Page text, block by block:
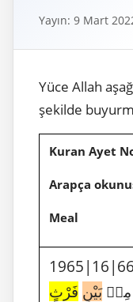
Yayın: 9 Mart
Yüce Allah
şekilde
Kuran Ayet
Arapça
Meal
لَكُمْ فِى ٱلْأَنْعَٰمِ لَعِبْرَةً
مِنۢبَيْنِ فَرْثٍ